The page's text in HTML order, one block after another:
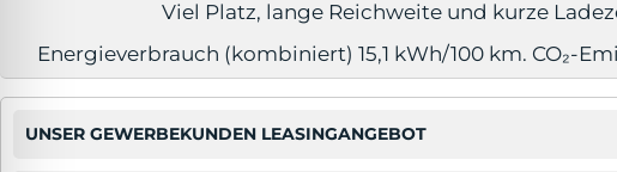
Viel Platz, lange Reichweite und kurze
Energieverbrauch (kombiniert) 15,1 kWh/100 km. CO₂-
UNSER GEWERBEKUNDEN LEASINGANGEBOT
Modus